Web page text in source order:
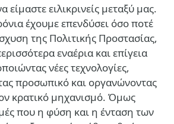
είμαστε ειλικρινείς μεταξύ μας.
έχουμε επενδύσει όσο ποτέ
της Πολιτικής Προστασίας,
εναέρια και επίγεια
νέες τεχνολογίες,
προσωπικό και οργανώνοντας
κρατικό μηχανισμό. Όμως
που η φύση και η ένταση των